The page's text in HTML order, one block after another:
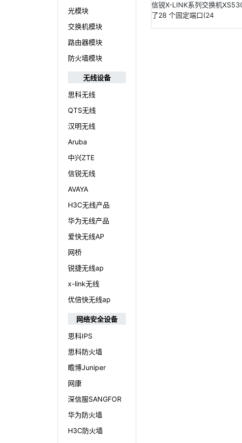
光模块
交换机模块
路由器模块
防火墙模块
无线设备
思科无线
QTS无线
汉明无线
Aruba
中兴ZTE
信锐无线
AVAYA
H3C无线产品
华为无线产品
爱快无线AP
网桥
锐捷无线ap
x-link无线
优倍快无线ap
网络安全设备
思科IPS
思科防火墙
瞻博Juniper
网康
深信服SANGFOR
华为防火墙
H3C防火墙
信锐X-LINK系列交换机
了28 个固定端口(24